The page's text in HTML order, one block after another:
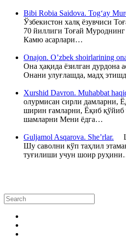
Bibi Robia Saidova. Tog‘ay
Ўзбекистон халқ ёзувчиси
70 йиллиги Тоғай
Камю асарлари…
Onajon. O’zbek shoirlarining
Она ҳақида ёзилган дурдона
Онани улуғлашда, мадҳ
Xurshid Davron. Muhabbat
олурмисан сирли дамларни,
ширин ғамларни, Ёқиб қўйиб
шамларни Мени ёдга…
Guljamol Asqarova. She’rlar.
Шу саволни кўп таҳлил
туғилиши учун шоир